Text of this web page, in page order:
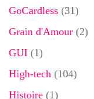
GoCardless (31)
Grain d'Amour (2)
GUI (1)
High-tech (104)
Histoire (1)